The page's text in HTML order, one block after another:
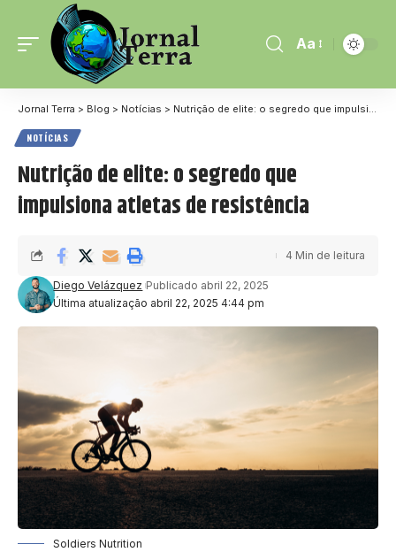
Aa
Jornal Terra > Blog > Notícias > Nutrição de elite: o segredo que impulsiona atletas de resistência
NOTÍCIAS
Nutrição de elite: o segredo que
impulsiona atletas de resistência
Última atualização abril 22, 2025 4:44 pm
Diego Velázquez Publicado abril 22, 2025
4 Min de leitura
Soldiers Nutrition